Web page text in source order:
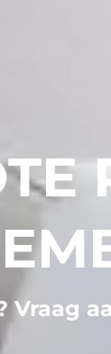
Vraag